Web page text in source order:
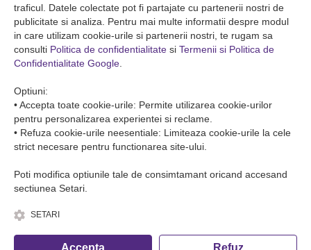
Condiții de Transport
Condițiile de transport colete
Condițiile de transport persone
© Copyright 2026 Romfour-Tur S.R.L. J22/2961/2018
traficul. Datele colectate pot fi partajate cu partenerii nostri de
publicitate si analiza. Pentru mai multe informatii despre modul
in care utilizam cookie-urile si partenerii nostri, te rugam sa
consulti Politica de confidentialitate si Termenii si Politica de
Confidentialitate Google
Optiuni:
• Accepta toate cookie-urile: Permite utilizarea cookie-urilor
pentru personalizarea experientei si reclame.
• Refuza cookie-urile neesentiale: Limiteaza cookie-urile la cele
strict necesare pentru functionarea site-ului.
Poti modifica optiunile tale de consimtamant oricand accesand
sectiunea Setari.
SETARI
Accepta Refuz